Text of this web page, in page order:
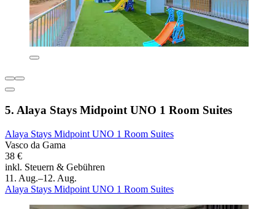
5. Alaya Stays Midpoint UNO 1 Room Suites
Alaya Stays Midpoint UNO 1 Room Suites
Vasco da Gama
38 €
inkl. Steuern & Gebühren
11. Aug.–12. Aug.
Alaya Stays Midpoint UNO 1 Room Suites